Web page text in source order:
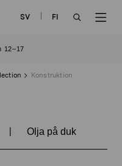
SV
FI
12–17
Konstruktion
| Olja på duk